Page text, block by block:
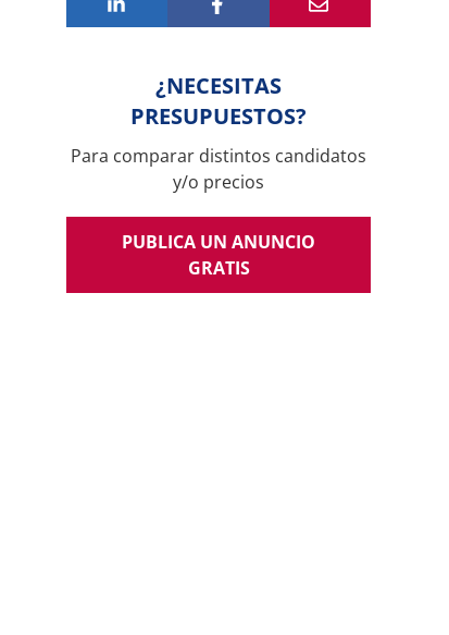
¿NECESITAS
PRESUPUESTOS?
Para comparar distintos candidatos
y/o precios
PUBLICA UN ANUNCIO
GRATIS